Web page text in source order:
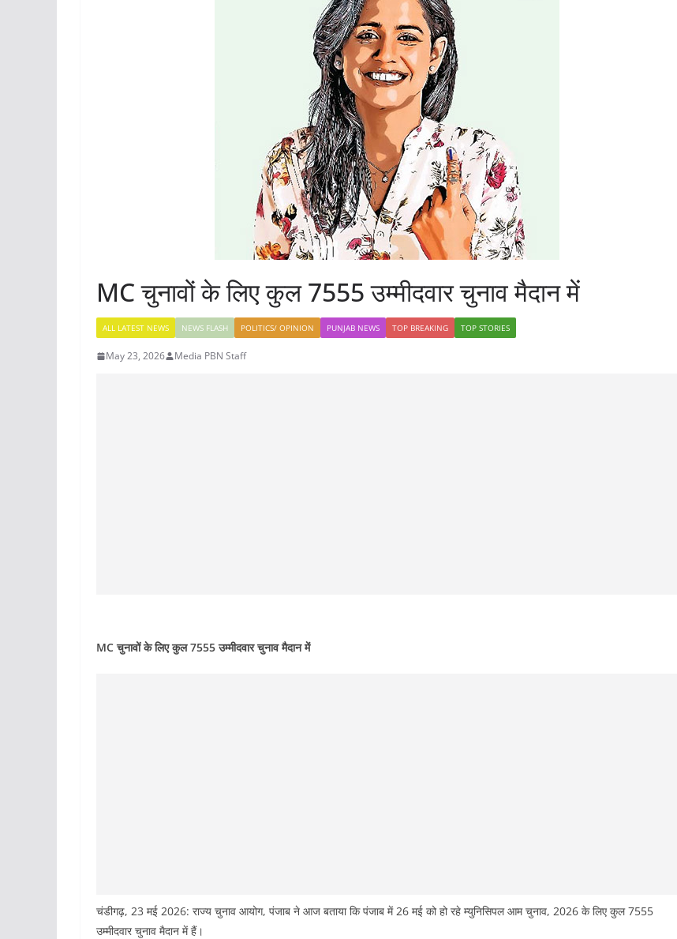
MC चुनावों के लिए कुल 7555 उम्मीदवार चुनाव मैदान में
ALL LATEST NEWS NEWS FLASH POLITICS/ OPINION PUNJAB NEWS TOP BREAKING TOP STORIES
May 23, 2026 Media PBN Staff
MC चुनावों के लिए कुल 7555 उम्मीदवार चुनाव मैदान में
चंडीगढ़, 23 मई 2026: राज्य चुनाव आयोग, पंजाब ने आज बताया कि पंजाब में 26 मई को हो रहे म्युनिसिपल आम चुनाव, 2026 के लिए कुल 7555
उम्मीदवार चुनाव मैदान में हैं।